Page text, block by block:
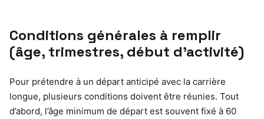
Conditions générales à remplir
(âge, trimestres, début d’activité)
Pour prétendre à un départ anticipé avec la carrière
longue, plusieurs conditions doivent être réunies. Tout
d’abord, l’âge minimum de départ est souvent fixé à 60